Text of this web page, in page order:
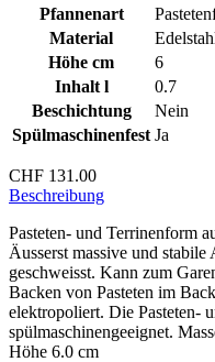
Pfannenart
Material
Höhe cm
6
Inhalt l
0.7
Beschichtung
Nein
Spülmaschinenfest Ja
CHF 131.00
Beschreibung
Pasteten- und Terrinenform
Äusserst massive und
geschweisst. Kann zum
Backen von Pasteten im
elektropoliert. Die Pasteten-
spülmaschinengeeignet.
Höhe 6.0 cm